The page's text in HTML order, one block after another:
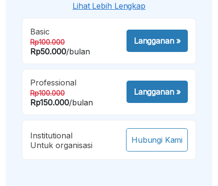
Lihat Lebih Lengkap
Basic
Rp100.000
Rp50.000/bulan
Langganan»
Professional
Rp100.000
Rp150.000/bulan
Langganan»
Institutional
Untuk organisasi
Hubungi Kami